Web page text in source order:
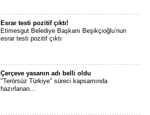
Esrar testi pozitif çıktı!
Etimesgut Belediye Başkanı Beşikçioğlu’nun
esrar testi pozitif çıktı
Çerçeve yasanın adı belli oldu
"Terörsüz Türkiye" süreci kapsamında
hazırlanan...